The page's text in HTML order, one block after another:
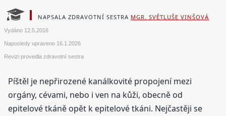
NAPSALA ZDRAVOTNÍ SESTRA MGR. SVĚTLUŠE VINŠOVÁ
Vydáno 12.5.2016
Naposledy upraveno 16.1.2026
Revizi provedla zdravotní sestra
Píštěl je nepřirozené kanálkovité propojení mezi
orgány, cévami, nebo i ven na kůži, obecně od
epitelové tkáně opět k epitelové tkáni. Nejčastěji se